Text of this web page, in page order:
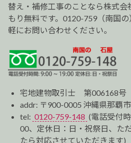
替え・補修工事のことなら株式会
もり無料です。0120-759（南国
軽にお問い合わせください。
宅地建物取引士 第006168号
addr: 〒900-0005 沖縄県那覇
tel: 0120-759-148 (電話受付
00、定休日：日・祝祭日、た
たら対応させていただきます)